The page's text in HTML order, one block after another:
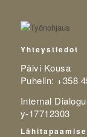
Yhteystiedot
Päivi Kousa
Puhelin: +358
Internal
y-17712303